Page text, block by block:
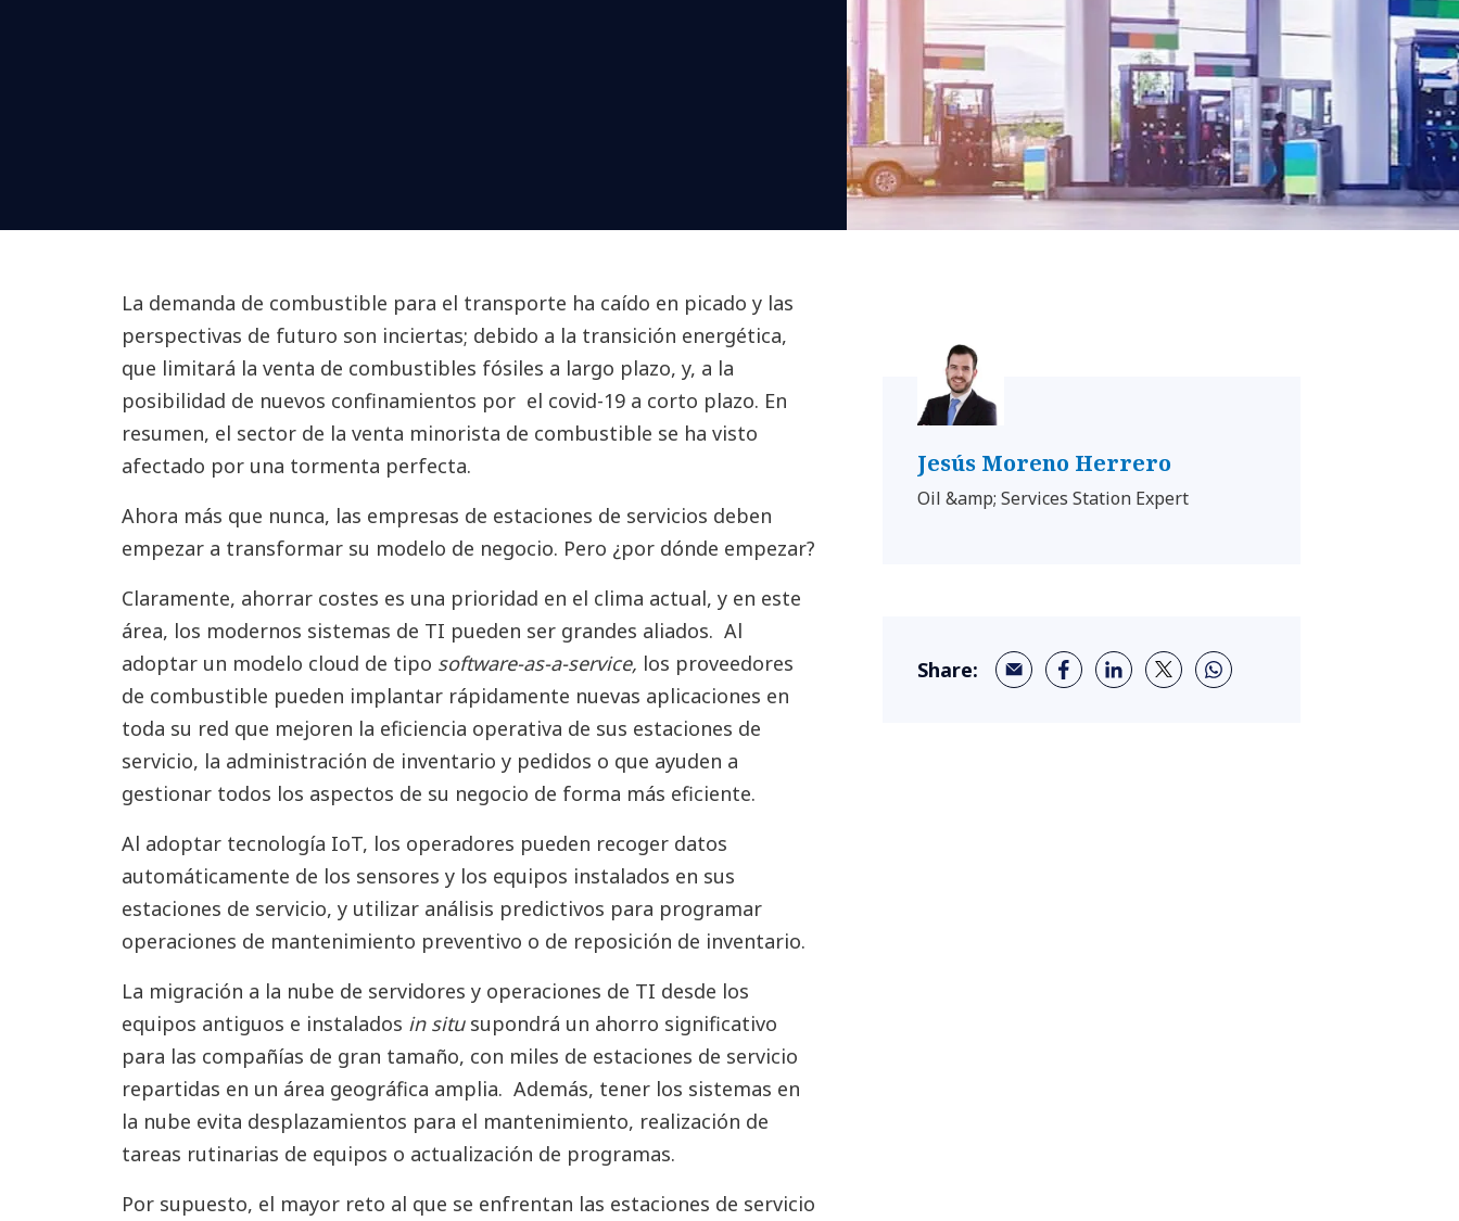
La demanda de combustible para el transporte ha caído en picado y las
perspectivas de futuro son inciertas; debido a la transición energética,
que limitará la venta de combustibles fósiles a largo plazo, y, a la
posibilidad de nuevos confinamientos por el covid-19 a corto plazo. En
resumen, el sector de la venta minorista de combustible se ha visto
afectado por una tormenta perfecta.
Ahora más que nunca, las empresas de estaciones de servicios deben
empezar a transformar su modelo de negocio. Pero ¿por dónde empezar?
Claramente, ahorrar costes es una prioridad en el clima actual, y en este
área, los modernos sistemas de TI pueden ser grandes aliados. Al
adoptar un modelo cloud de tipo software-as-a-service, los proveedores
de combustible pueden implantar rápidamente nuevas aplicaciones en
toda su red que mejoren la eficiencia operativa de sus estaciones de
servicio, la administración de inventario y pedidos o que ayuden a
gestionar todos los aspectos de su negocio de forma más eficiente.
Al adoptar tecnología IoT, los operadores pueden recoger datos
automáticamente de los sensores y los equipos instalados en sus
estaciones de servicio, y utilizar análisis predictivos para programar
operaciones de mantenimiento preventivo o de reposición de inventario.
La migración a la nube de servidores y operaciones de TI desde los
equipos antiguos e instalados in situsupondrá un ahorro significativo
para las compañías de gran tamaño, con miles de estaciones de servicio
repartidas en un área geográfica amplia. Además, tener los sistemas en
la nube evita desplazamientos para el mantenimiento, realización de
tareas rutinarias de equipos o actualización de programas.
Por supuesto, el mayor reto al que se enfrentan las estaciones de servicio
Jesús Moreno Herrero
Oil &amp; Services Station Expert
Share: